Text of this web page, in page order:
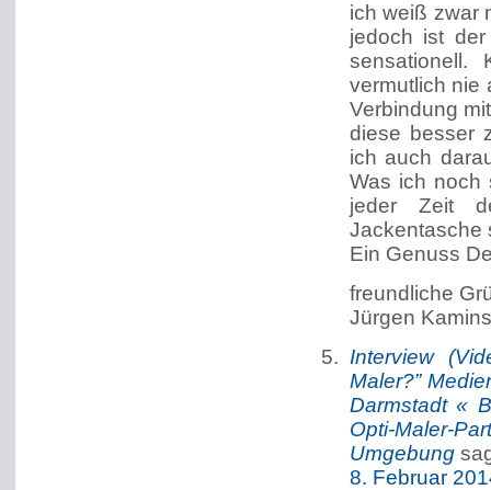
ich weiß zwar
jedoch ist
sensationell.
vermutlich nie
Verbindung
diese besser
ich auch
Was ich noch
jeder Zeit
Jackentasche
Ein Genuss
freundliche
Jürgen
Interview
Maler?”
Darmstadt «
Opti-Maler-
Umgebung
8. Februar